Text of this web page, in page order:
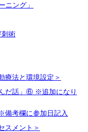
ニング」
術
療法と環境設定＞
だ話」⑥ ※追加になり
考欄に参加日記入
スメント＞